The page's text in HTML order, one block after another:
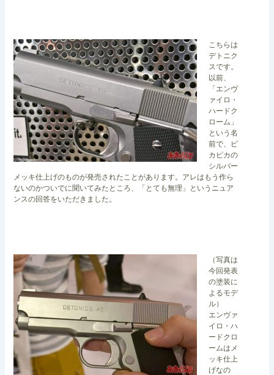
こちらは
デトニク
スです。
以前、
「エンヴ
ァイロ・
ハードク
ローム」
という名
前で、ピ
カピカの
シルバー
メッキ仕上げのものが発売されたことがあります。アレはもう作ら
ないのかついでに聞いてみたところ、「とても無理」というニュア
ンスの回答をいただきました。
（写真は
今回発表
の塗装に
よるモデ
ル）
エンヴァ
イロ・ハ
ードクロ
ームはメ
ッキ仕上
げなの